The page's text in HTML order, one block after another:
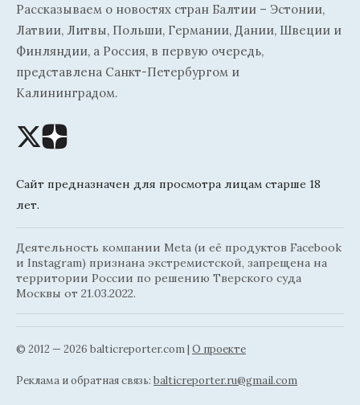
Рассказываем о новостях стран Балтии – Эстонии,
Латвии, Литвы, Польши, Германии, Дании, Швеции и
Финляндии, а Россия, в первую очередь,
представлена Санкт-Петербургом и
Калининградом.
Сайт предназначен для просмотра лицам старше 18
лет.
Деятельность компании Meta (и её продуктов Facebook
и Instagram) признана экстремистской, запрещена на
территории России по решению Тверского суда
Москвы от 21.03.2022.
© 2012 — 2026 balticreporter.com | О проекте
Реклама и обратная связь: balticreporter.ru@gmail.com